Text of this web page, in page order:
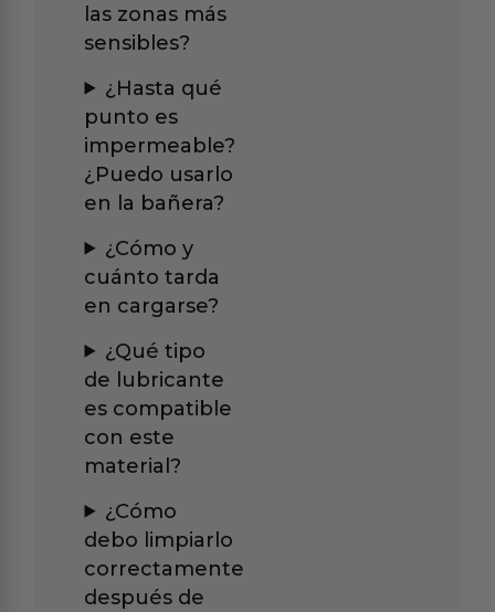
las zonas más
sensibles?
¿Hasta qué
punto es
impermeable?
¿Puedo usarlo
en la bañera?
¿Cómo y
cuánto tarda
en cargarse?
¿Qué tipo
de lubricante
es compatible
con este
material?
¿Cómo
debo limpiarlo
correctamente
después de